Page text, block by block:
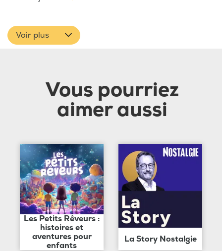
Voir plus
Vous pourriez
aimer aussi
Les Petits Rêveurs :
histoires et
aventures pour
enfants
La Story Nostalgie